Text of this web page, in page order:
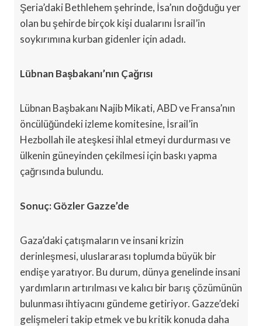
Şeria’daki Bethlehem şehrinde, İsa’nın doğduğu yer
olan bu şehirde birçok kişi dualarını İsrail’in
soykırımına kurban gidenler için adadı.
Lübnan Başbakanı’nın Çağrısı
Lübnan Başbakanı Najib Mikati, ABD ve Fransa’nın
öncülüğündeki izleme komitesine, İsrail’in
Hezbollah ile ateşkesi ihlal etmeyi durdurması ve
ülkenin güneyinden çekilmesi için baskı yapma
çağrısında bulundu.
Sonuç: Gözler Gazze’de
Gaza’daki çatışmaların ve insani krizin
derinleşmesi, uluslararası toplumda büyük bir
endişe yaratıyor. Bu durum, dünya genelinde insani
yardımların artırılması ve kalıcı bir barış çözümünün
bulunması ihtiyacını gündeme getiriyor. Gazze’deki
gelişmeleri takip etmek ve bu kritik konuda daha